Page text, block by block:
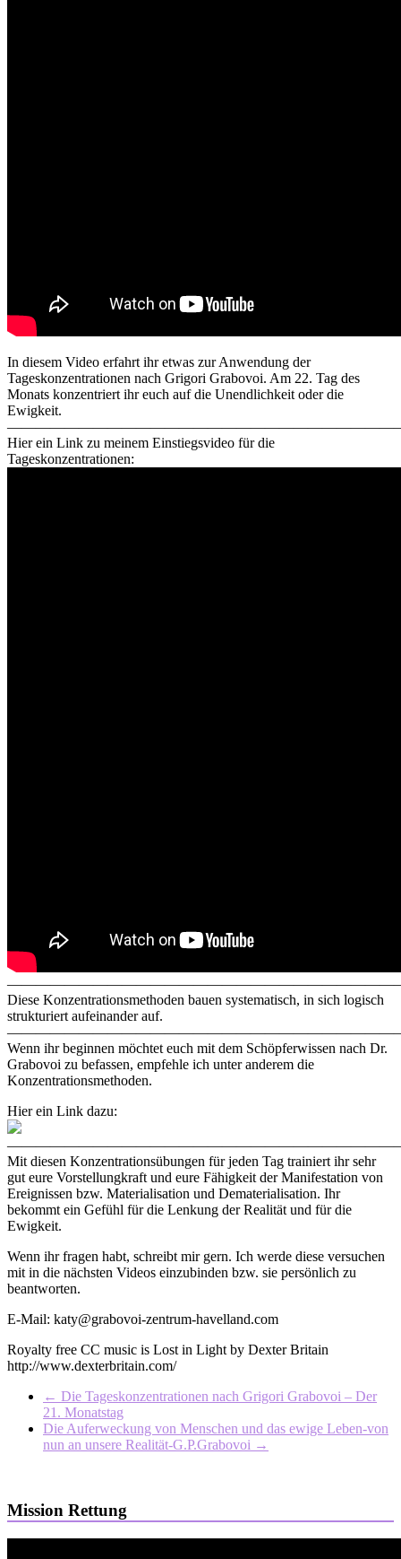
In diesem Video erfahrt ihr etwas zur Anwendung der
Tageskonzentrationen nach Grigori Grabovoi. Am 22. Tag des
Monats konzentriert ihr euch auf die Unendlichkeit oder die
Ewigkeit.
Hier ein Link zu meinem Einstiegsvideo für die
Tageskonzentrationen:
Diese Konzentrationsmethoden bauen systematisch, in sich logisch
strukturiert aufeinander auf.
Wenn ihr beginnen möchtet euch mit dem Schöpferwissen nach Dr.
Grabovoi zu befassen, empfehle ich unter anderem die
Konzentrationsmethoden.
Hier ein Link dazu:
Mit diesen Konzentrationsübungen für jeden Tag trainiert ihr sehr
gut eure Vorstellungkraft und eure Fähigkeit der Manifestation von
Ereignissen bzw. Materialisation und Dematerialisation. Ihr
bekommt ein Gefühl für die Lenkung der Realität und für die
Ewigkeit.
Wenn ihr fragen habt, schreibt mir gern. Ich werde diese versuchen
mit in die nächsten Videos einzubinden bzw. sie persönlich zu
beantworten.
E-Mail: katy@grabovoi-zentrum-havelland.com
Royalty free CC music is Lost in Light by Dexter Britain
http://www.dexterbritain.com/
← Die Tageskonzentrationen nach Grigori Grabovoi – Der
21. Monatstag
Die Auferweckung von Menschen und das ewige Leben-von
nun an unsere Realität-G.P.Grabovoi →
Mission Rettung